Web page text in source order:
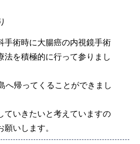
手術時に大腸癌の内視鏡手術
法を積極的に行って参りまし
へ帰ってくることができまし
ていきたいと考えていますの
いします。